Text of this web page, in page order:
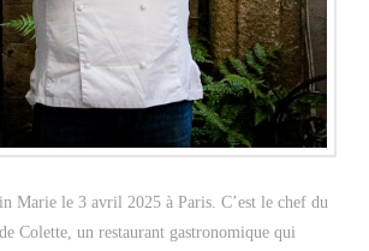
Marie le 3 avril 2025 à Paris. C’est le chef du
Colette, un restaurant gastronomique qui